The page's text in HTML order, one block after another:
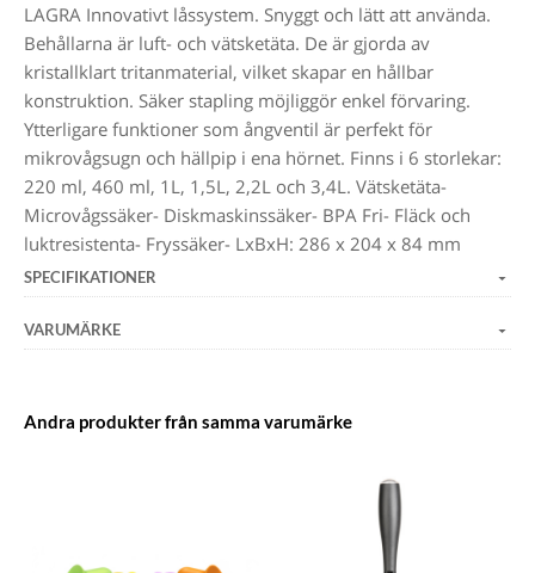
LAGRA Innovativt låssystem. Snyggt och lätt att använda.
Behållarna är luft- och vätsketäta. De är gjorda av
kristallklart tritanmaterial, vilket skapar en hållbar
konstruktion. Säker stapling möjliggör enkel förvaring.
Ytterligare funktioner som ångventil är perfekt för
mikrovågsugn och hällpip i ena hörnet. Finns i 6 storlekar:
220 ml, 460 ml, 1L, 1,5L, 2,2L och 3,4L. Vätsketäta-
Microvågssäker- Diskmaskinssäker- BPA Fri- Fläck och
luktresistenta- Fryssäker- LxBxH: 286 x 204 x 84 mm
SPECIFIKATIONER
VARUMÄRKE
Andra produkter från samma varumärke